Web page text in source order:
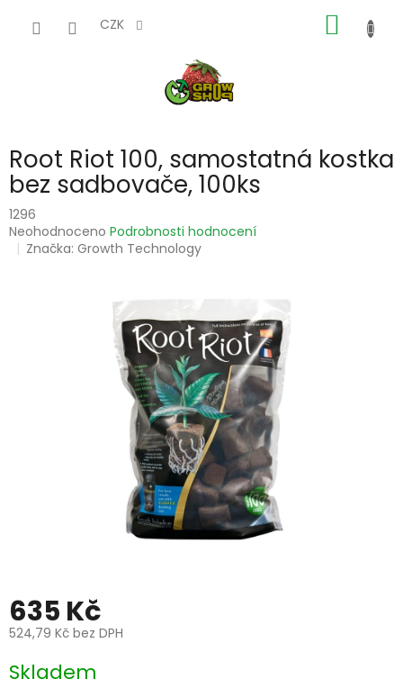
CZK
KOŠÍK
Root Riot 100, samostatná kostka
bez sadbovače, 100ks
1296
Průměrné
hodnocení
Neohodnoceno Podrobnosti hodnocení
Značka:Growth Technology
635 Kč
524,79 Kč bez DPH
cena:
Skladem